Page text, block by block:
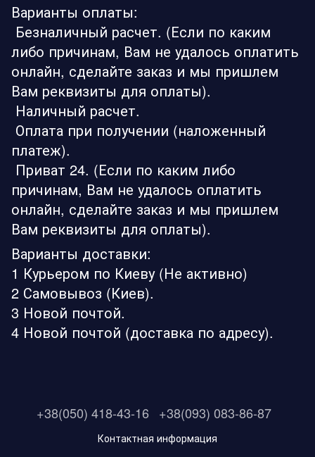
Варианты оплаты:
Безналичный расчет. (Если по каким
либо причинам, Вам не удалось оплатить
онлайн, сделайте заказ и мы пришлем
Вам реквизиты для оплаты).
Наличный расчет.
Оплата при получении (наложенный
платеж).
Приват 24. (Если по каким либо
причинам, Вам не удалось оплатить
онлайн, сделайте заказ и мы пришлем
Вам реквизиты для оплаты).
Варианты доставки:
1 Курьером по Киеву (Не активно)
2 Самовывоз (Киев).
3 Новой почтой.
4 Новой почтой (доставка по адресу).
+38(050) 418-43-16 +38(093) 083-86-87
Контактная информация